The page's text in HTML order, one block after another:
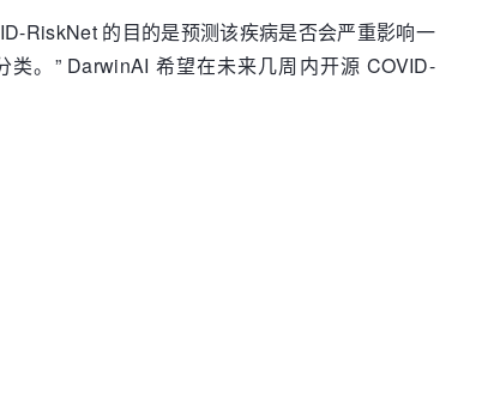
RiskNet 的目的是预测该疾病是否会严重影响一
。” DarwinAI 希望在未来几周内开源 COVID-